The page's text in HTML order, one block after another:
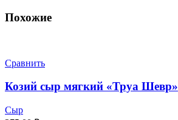
Похожие
Сравнить
Козий сыр мягкий «Труа Шевр»
Сыр